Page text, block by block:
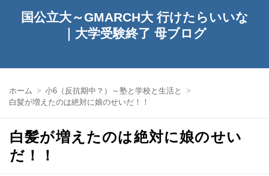
国公立大～GMARCH大 行けたらいいな
｜大学受験終了 母ブログ
ホーム
小6（反抗期中？）～塾と学校と生活と
白髪が増えたのは絶対に娘のせいだ！！
白髪が増えたのは絶対に娘のせい
だ！！